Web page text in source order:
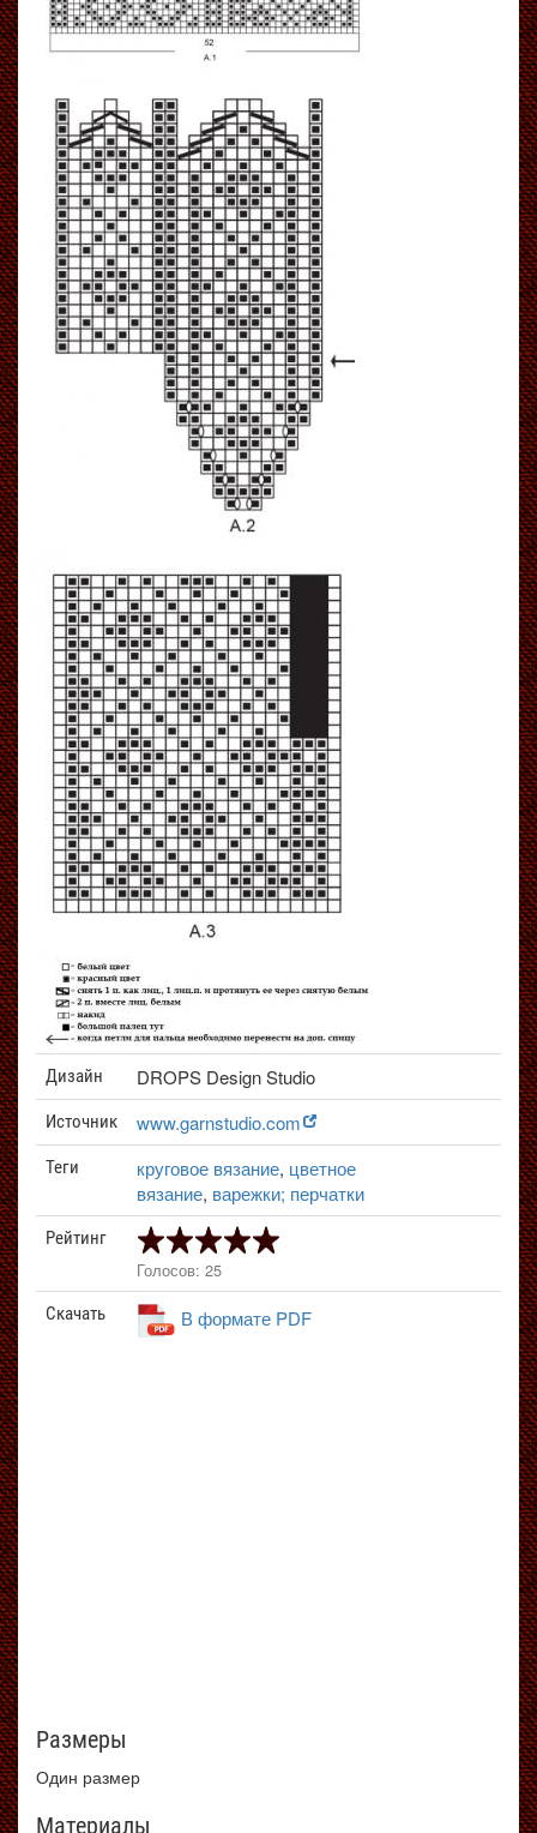
Дизайн DROPS Design Studio
Источник www.garnstudio.com
Теги круговое вязание, цветное
вязание, варежки; перчатки
Рейтинг
Голосов: 25
Скачать В формате PDF
Размеры
Один размер
Материалы